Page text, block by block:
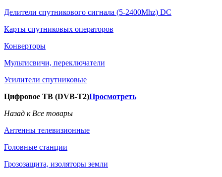
Делители спутникового сигнала (5-2400Mhz) DC
Карты спутниковых операторов
Конверторы
Мультисвичи, переключатели
Усилители спутниковые
Цифровое ТВ (DVB-T2)Просмотреть
Назад к Все товары
Антенны телевизионные
Головные станции
Грозозащита, изоляторы земли